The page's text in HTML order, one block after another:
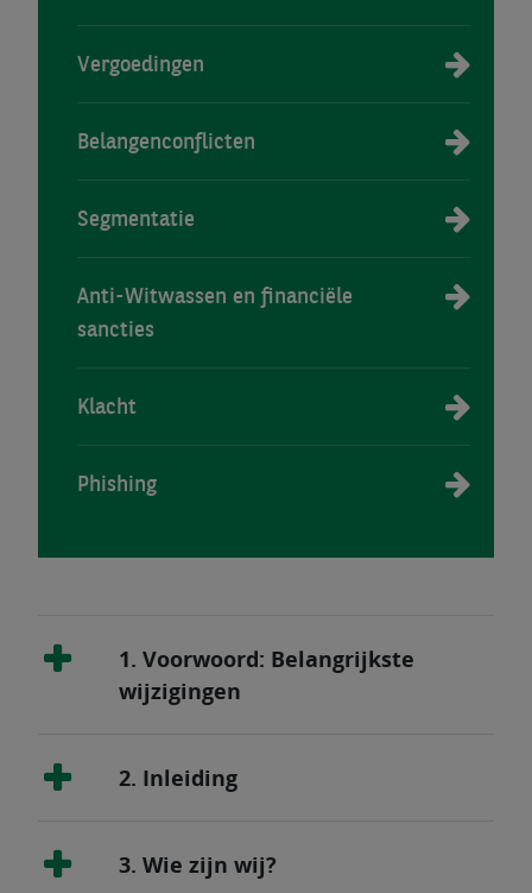
Vergoedingen
Belangenconflicten
Segmentatie
Anti-Witwassen en financiële
sancties
Klacht
Phishing
1. Voorwoord: Belangrijkste
wijzigingen
2. Inleiding
3. Wie zijn wij?